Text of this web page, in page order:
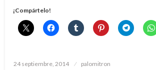
¡Compártelo!
Publicado
24 septiembre, 2014 palomitron